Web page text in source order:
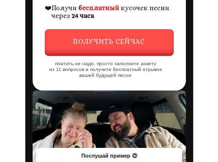
Послушай пример 😍
❤️Получи бесплатныйкусочек песни
через 24 часа
ПОЛУЧИТЬ СЕЙЧАС
платить не надо, просто заполните анкету
из 11 вопросов и получите бесплатный отрывок
вашей будущей песни